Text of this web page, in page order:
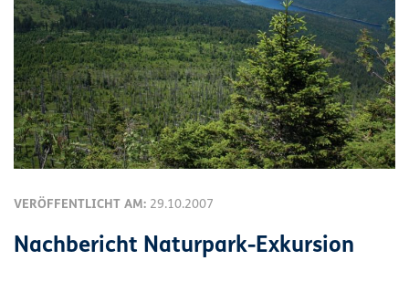
VERÖFFENTLICHT AM: 29.10.2007
Nachbericht Naturpark-Exkursion